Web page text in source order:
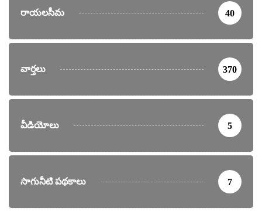
రాయలసీమ 40
వార్తలు 370
వీడియోలు 5
సాగునీటి పథకాలు 7